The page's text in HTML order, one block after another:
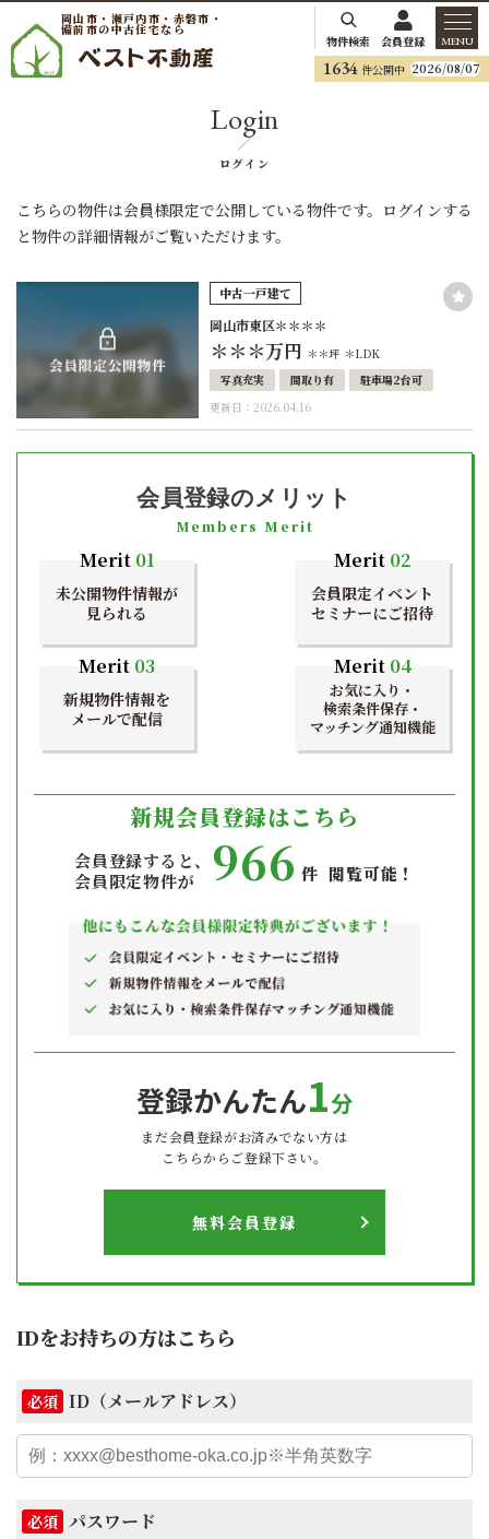
岡山市・瀬戸内市・赤磐市・
備前市の中古住宅なら
物件検索 会員登録 MENU
1634 件公開中 2026/08/07
Login
ログイン
こちらの物件は会員様限定で公開している物件です。ログインする
と物件の詳細情報がご覧いただけます。
中古一戸建て
岡山市東区＊＊＊＊
＊＊＊万円 ＊＊坪 ＊LDK
写真充実
間取り有
駐車場2台可
更新日：2026.04.16
会員登録のメリット
Members Merit
Merit01
未公開物件情報が
見られる
Merit02
会員限定イベント
セミナーにご招待
Merit 03
新規物件情報を
メールで配信
Merit04
お気に入り・
検索条件保存・
マッチング通知機能
新規会員登録はこちら
会員登録すると、
会員限定物件が
966 件 閲覧可能！
登録かんたん1分
まだ会員登録がお済みでない方は
こちらからご登録下さい。
無料会員登録
IDをお持ちの方はこちら
必須 ID（メールアドレス）
必須 パスワード